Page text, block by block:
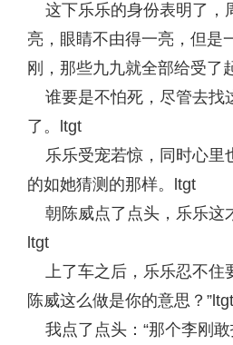
这下乐乐的身份表明了，
亮，眼睛不由得一亮，但是
刚，那些九九就全部给受了
谁要是不怕死，尽管去找
了。ltgt
乐乐受宠若惊，同时心里
的如她猜测的那样。ltgt
朝陈威点了点头，乐乐这
ltgt
上了车之后，乐乐忍不住
陈威这么做是你的意思？”ltgt
我点了点头：“那个李刚